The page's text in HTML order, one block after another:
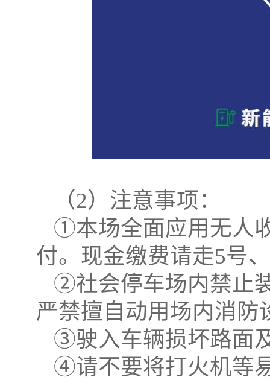
（2）注意事项：
①本场全面应用无人
付。现金缴费请走5号、
②社会停车场内禁止
严禁擅自动用场内消防
③驶入车辆损坏路面
④请不要将打火机等